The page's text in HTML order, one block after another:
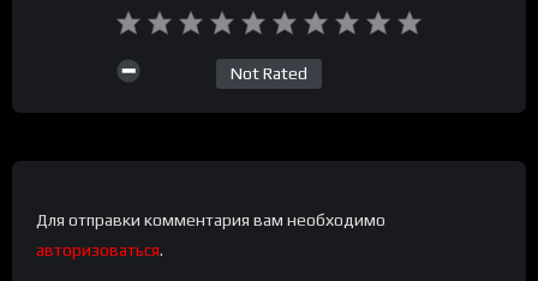
Not Rated
Для отправки комментария вам необходимо
авторизоваться.